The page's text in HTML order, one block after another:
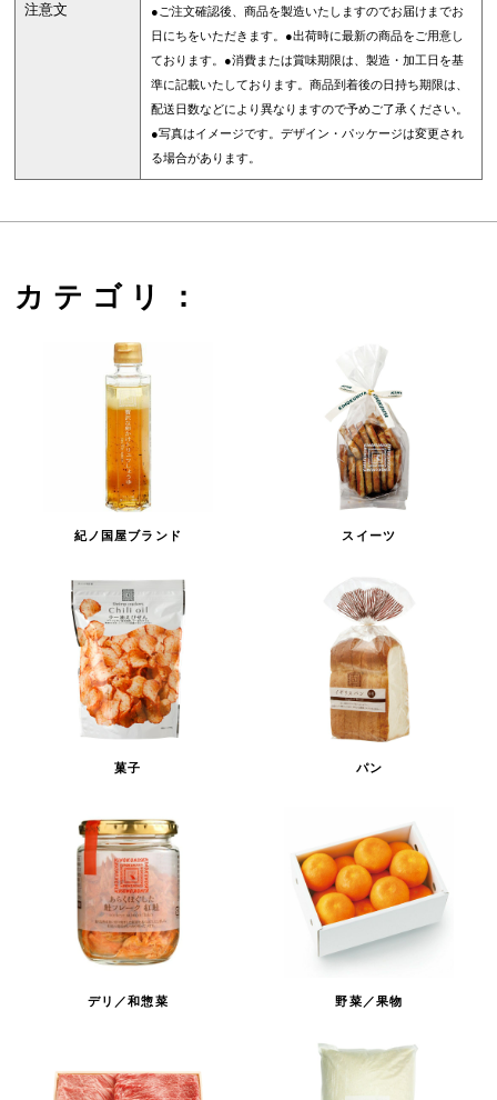
注意文
●ご注文確認後、商品を製造いたしますのでお届けまでお
日にちをいただきます。●出荷時に最新の商品をご用意し
ております。●消費または賞味期限は、製造・加工日を基
準に記載いたしております。商品到着後の日持ち期限は、
配送日数などにより異なりますので予めご了承ください。
●写真はイメージです。デザイン・パッケージは変更され
る場合があります。
カテゴリ：
紀ノ国屋ブランド スイーツ
菓子 パン
デリ／和惣菜 野菜／果物